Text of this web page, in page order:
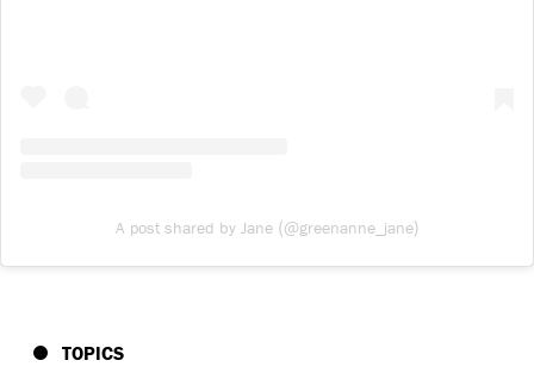
A post shared by Jane (@greenanne_jane)
TOPICS